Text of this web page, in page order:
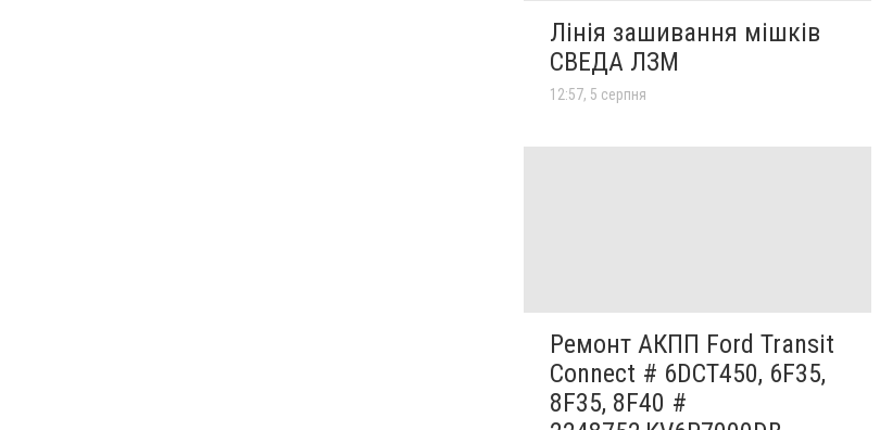
Лінія зашивання мішків
СВЕДА ЛЗМ
12:57, 5 серпня
Ремонт АКПП Ford Transit
Connect # 6DCT450, 6F35,
8F35, 8F40 #